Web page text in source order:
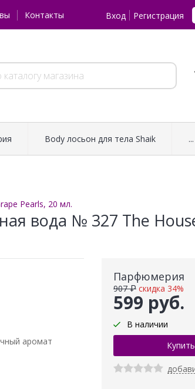
Контакты Вход Регистрация
Body лосьон для тела Shaik ...
Pearls, 20 мл.
вода № 327 The
Парфюмерия
599 руб.
907 ₽ скидка 34%
В наличии
аромат